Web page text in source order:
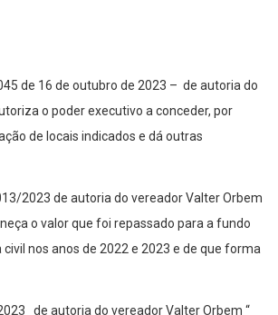
de 16 de outubro de 2023 – de autoria do
o poder executivo a conceder, por
de locais indicados e dá outras
2023 de autoria do vereador Valter Orbem
o valor que foi repassado para a fundo
nos anos de 2022 e 2023 e de que forma
de autoria do vereador Valter Orbem “